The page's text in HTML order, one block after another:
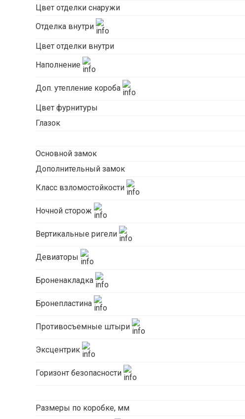
Цвет отделки снаружи
Отделка внутри
Цвет отделки внутри
Наполнение
Доп. утепление короба
Цвет фурнитуры
Глазок
Основной замок
Дополнительный замок
Класс взломостойкости
Ночной сторож
Вертикальные ригели
Девиаторы
Броненакладка
Бронепластина
Противосъемные штыри
Эксцентрик
Горизонт безопасности
Размеры по коробке, мм